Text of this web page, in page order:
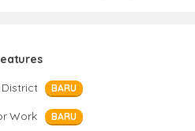
BARU
Work BARU